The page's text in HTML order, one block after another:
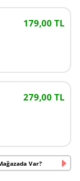
179,00 TL
279,00 TL
Var?